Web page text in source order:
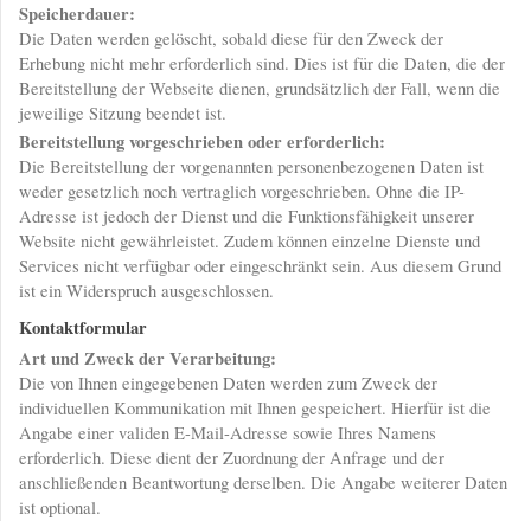
Speicherdauer:
Die Daten werden gelöscht, sobald diese für den Zweck der
Erhebung nicht mehr erforderlich sind. Dies ist für die Daten, die der
Bereitstellung der Webseite dienen, grundsätzlich der Fall, wenn die
jeweilige Sitzung beendet ist.
Bereitstellung vorgeschrieben oder erforderlich:
Die Bereitstellung der vorgenannten personenbezogenen Daten ist
weder gesetzlich noch vertraglich vorgeschrieben. Ohne die IP-
Adresse ist jedoch der Dienst und die Funktionsfähigkeit unserer
Website nicht gewährleistet. Zudem können einzelne Dienste und
Services nicht verfügbar oder eingeschränkt sein. Aus diesem Grund
ist ein Widerspruch ausgeschlossen.
Kontaktformular
Art und Zweck der Verarbeitung:
Die von Ihnen eingegebenen Daten werden zum Zweck der
individuellen Kommunikation mit Ihnen gespeichert. Hierfür ist die
Angabe einer validen E-Mail-Adresse sowie Ihres Namens
erforderlich. Diese dient der Zuordnung der Anfrage und der
anschließenden Beantwortung derselben. Die Angabe weiterer Daten
ist optional.